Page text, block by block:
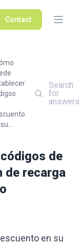
Contact
Search
for
answers
de
de recarga
en su